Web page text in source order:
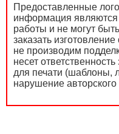
Предоставленные
информация
работы и не могут
заказать
не производим
несет
для печати (шаблоны,
нарушение авторского